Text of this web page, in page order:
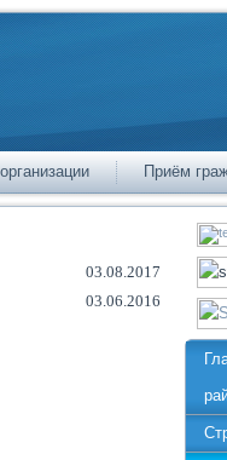
Приём
03.08.2017
03.06.2016